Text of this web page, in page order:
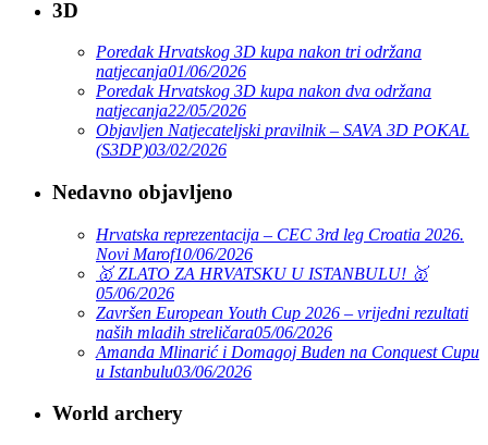
3D
Poredak Hrvatskog 3D kupa nakon tri održana
natjecanja01/06/2026
Poredak Hrvatskog 3D kupa nakon dva održana
natjecanja22/05/2026
Objavljen Natjecateljski pravilnik – SAVA 3D POKAL
(S3DP)03/02/2026
Nedavno objavljeno
Hrvatska reprezentacija – CEC 3rd leg Croatia 2026.
Novi Marof10/06/2026
🥇 ZLATO ZA HRVATSKU U ISTANBULU! 🥇
05/06/2026
Završen European Youth Cup 2026 – vrijedni rezultati
naših mladih streličara05/06/2026
Amanda Mlinarić i Domagoj Buden na Conquest Cupu
u Istanbulu03/06/2026
World archery